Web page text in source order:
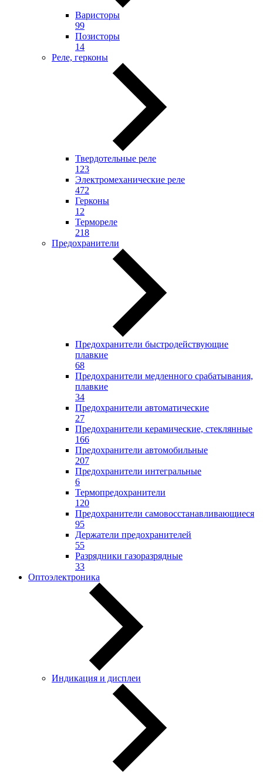
Варисторы
99
Позисторы
14
Реле, герконы
Твердотельные реле
123
Электромеханические реле
472
Герконы
12
Термореле
218
Предохранители
Предохранители быстродействующие
плавкие
68
Предохранители медленного срабатывания,
плавкие
34
Предохранители автоматические
27
Предохранители керамические, стеклянные
166
Предохранители автомобильные
207
Предохранители интегральные
6
Термопредохранители
120
Предохранители самовосстанавливающиеся
95
Держатели предохранителей
55
Разрядники газоразрядные
33
Оптоэлектроника
Индикация и дисплеи